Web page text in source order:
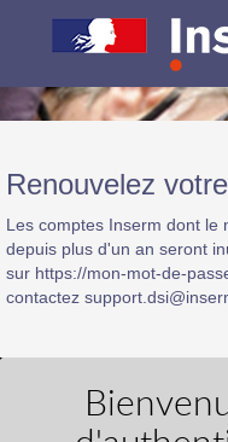
Renouvelez
Les comptes Inserm dont le
depuis plus d'un an seront
sur https://mon-mot-de-
contactez